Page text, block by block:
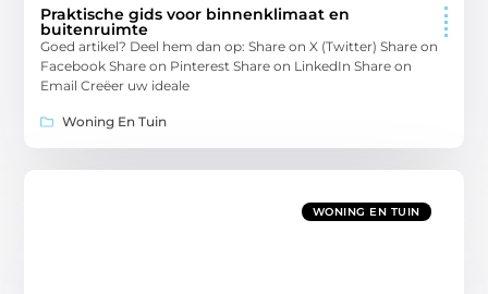
Praktische gids voor binnenklimaat en
buitenruimte
Goed artikel? Deel hem dan op: Share on X (Twitter) Share on
Facebook Share on Pinterest Share on LinkedIn Share on
Email Creëer uw ideale
Woning En Tuin
WONING EN TUIN